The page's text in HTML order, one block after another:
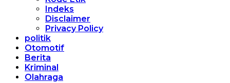
Indeks
Disclaimer
Privacy Policy
politik
Otomotif
Berita
Kriminal
Olahraga